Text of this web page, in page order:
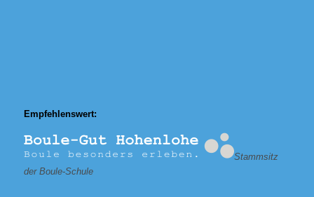
Empfehlenswert:
Stammsitz
der Boule-Schule